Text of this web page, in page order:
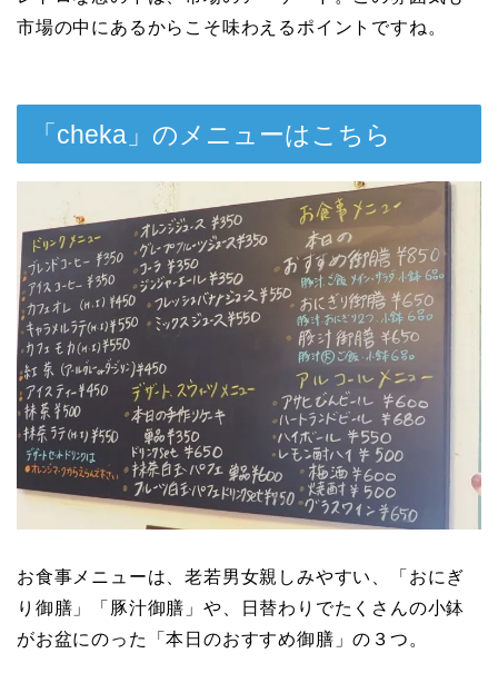
市場の中にあるからこそ味わえるポイントですね。
「cheka」のメニューはこちら
お食事メニューは、老若男女親しみやすい、「おにぎ
り御膳」「豚汁御膳」や、日替わりでたくさんの小鉢
がお盆にのった「本日のおすすめ御膳」の３つ。